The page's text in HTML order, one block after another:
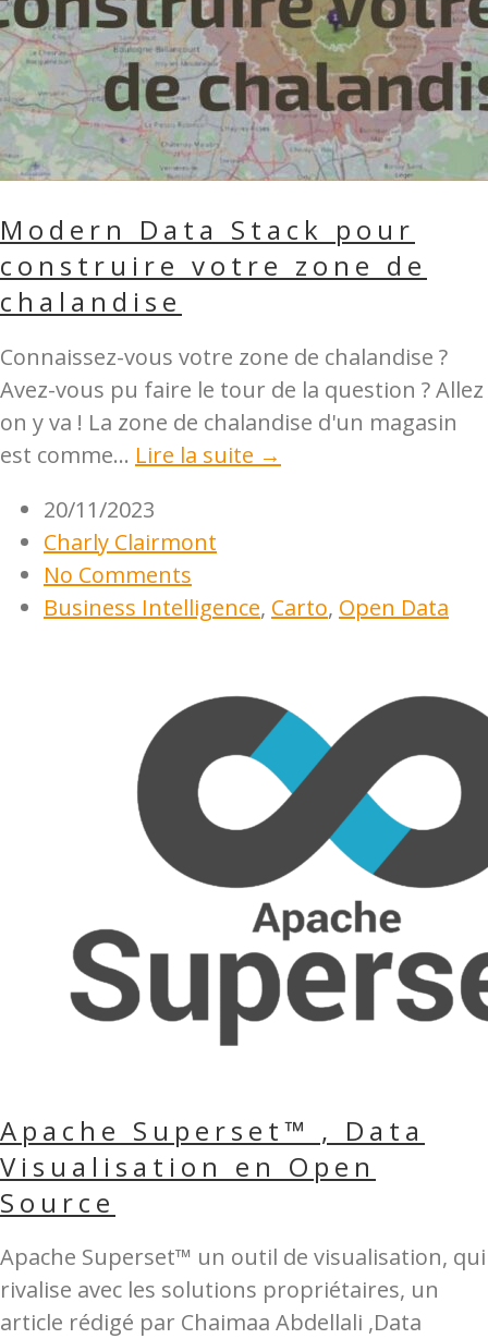
Modern Data Stack pour
construire votre zone de
chalandise
Connaissez-vous votre zone de chalandise ?
Avez-vous pu faire le tour de la question ? Allez
on y va ! La zone de chalandise d'un magasin
est comme... Lire la suite →
20/11/2023
Charly Clairmont
No Comments
Business Intelligence, Carto, Open Data
Apache Superset™ , Data
Visualisation en Open
Source
Apache Superset™ un outil de visualisation, qui
rivalise avec les solutions propriétaires, un
article rédigé par Chaimaa Abdellali ,Data